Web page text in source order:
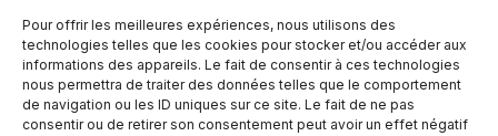
Pour offrir les meilleures expériences, nous utilisons des
technologies telles que les cookies pour stocker et/ou accéder aux
informations des appareils. Le fait de consentir à ces technologies
nous permettra de traiter des données telles que le comportement
de navigation ou les ID uniques sur ce site. Le fait de ne pas
consentir ou de retirer son consentement peut avoir un effet négatif
automobile indienne. Cette…
LIRE LA SUITEHINDUSTAN
MOTORS